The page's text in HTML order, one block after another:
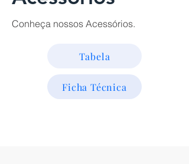
Conheça nossos Acessórios.
Tabela
Ficha Técnica